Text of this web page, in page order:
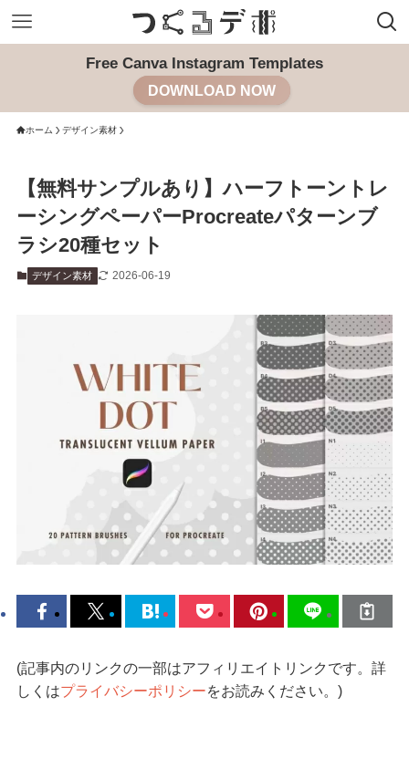
Free Canva Instagram Templates
DOWNLOAD NOW
ホーム デザイン素材
【無料サンプルあり】ハーフトーントレ
ーシングペーパーProcreateパターンブ
ラシ20種セット
デザイン素材 2026-06-19
(記事内のリンクの一部はアフィリエイトリンクです。詳
しくはプライバシーポリシーをお読みください。)